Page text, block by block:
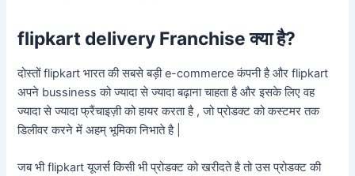
flipkart delivery Franchise क्या है?
दोस्तों flipkart भारत की सबसे बड़ी e-commerce कंपनी है और flipkart
अपने bussiness को ज्यादा से ज्यादा बढ़ाना चाहता है और इसके लिए वह
ज्यादा से ज्यादा फ्रैंचाइज़ी को हायर करता है , जो प्रोडक्ट को कस्टमर तक
डिलीवर करने में अहम् भूमिका निभाते है |
जब भी flipkart यूजर्स किसी भी प्रोडक्ट को खरीदते है तो उस प्रोडक्ट की